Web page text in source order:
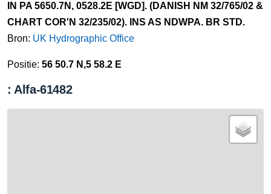
IN PA 5650.7N, 0528.2E [WGD]. (DANISH NM 32/765/02 &
CHART COR'N 32/235/02). INS AS NDWPA. BR STD.
Bron: UK Hydrographic Office
Positie: 56 50.7 N,5 58.2 E
: Alfa-61482